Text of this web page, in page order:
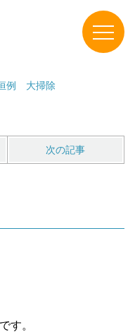
例 大掃除
次の記事
す。